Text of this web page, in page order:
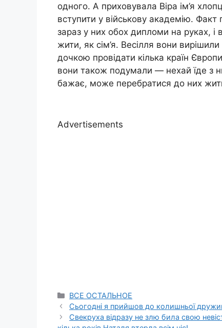
одного. А приховувала Віра ім’я
вступити у військову академію.
зараз у них обох дипломи на руках, і
жити, як сім’я. Весілля вони
дочкою провідати кілька країн
вони також подумали — нехай їде з
бажає, може перебратися до них
Advertisements
Categories
ВСЕ ОСТАЛЬНОЕ
Сьогодні я прийшов до колишньої
Свекруха відразу не злю била свою